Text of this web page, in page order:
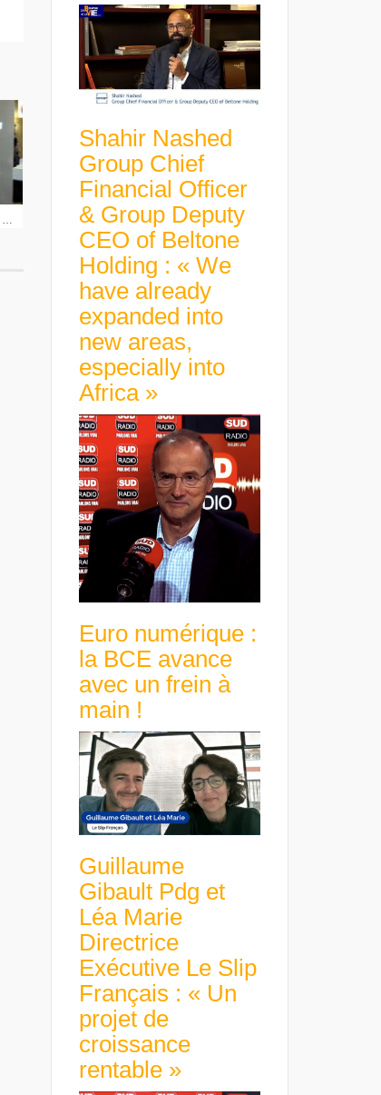
Shahir Nashed
Group Chief
Financial Officer
& Group Deputy
CEO of Beltone
Holding : « We
have already
expanded into
new areas,
especially into
Africa »
Euro numérique :
la BCE avance
avec un frein à
main !
Guillaume
Gibault Pdg et
Léa Marie
Directrice
Exécutive Le Slip
Français : « Un
projet de
croissance
rentable »